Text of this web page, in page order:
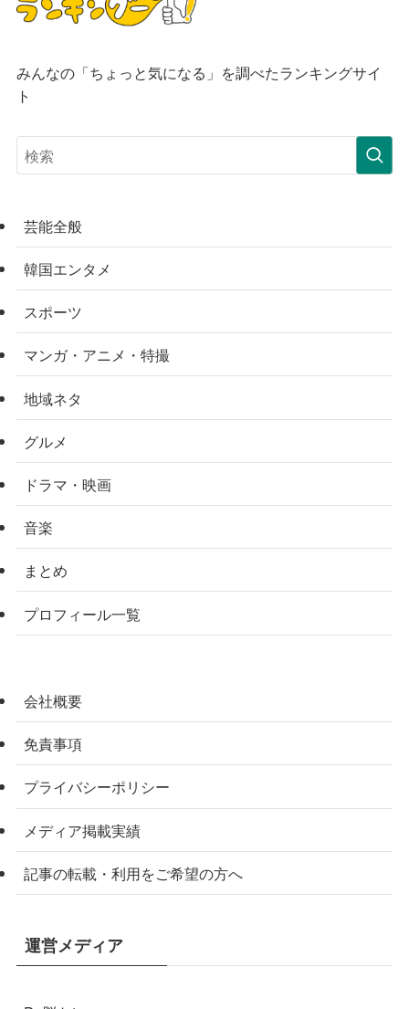
みんなの「ちょっと気になる」を調べたランキングサイ
ト
芸能全般
韓国エンタメ
スポーツ
マンガ・アニメ・特撮
地域ネタ
グルメ
ドラマ・映画
音楽
まとめ
プロフィール一覧
会社概要
免責事項
プライバシーポリシー
メディア掲載実績
記事の転載・利用をご希望の方へ
運営メディア